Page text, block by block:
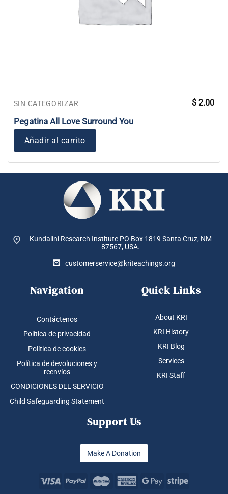
SIN CATEGORIZAR
Pegatina All Love Surround You
$ 2.00
Añadir al carrito
Kundalini Research Institute PO Box 1819 Santa Cruz, NM
87567, USA.
customerservice@kriteachings.org
Navigation
Contáctenos
Política de privacidad
Política de cookies
Política de devoluciones y
reenvíos
CONDICIONES DEL SERVICIO
Child Safeguarding Statement
Quick Links
About KRI
KRI History
KRI Blog
Services
KRI Staff
Support Us
Make A Donation